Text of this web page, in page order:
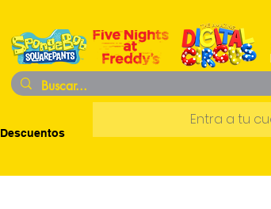
Descuentos
Entra a tu